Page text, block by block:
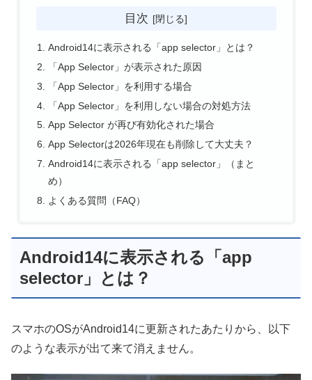
目次
Android14に表示される「app selector」とは？
「App Selector」が表示された原因
「App Selector」を利用する場合
「App Selector」を利用しない場合の対処方法
App Selector が再び有効化された場合
App Selectorは2026年現在も削除して大丈夫？
Android14に表示される「app selector」（まと
め）
よくある質問（FAQ）
Android14に表示される「app
selector」とは？
スマホのOSがAndroid14に更新されたあたりから、以下
のような表示が出て来て消えません。